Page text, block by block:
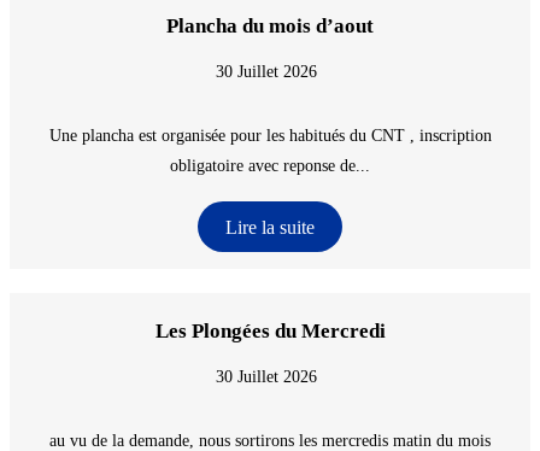
Plancha du mois d’aout
30 Juillet 2026
Une plancha est organisée pour les habitués du CNT , inscription
obligatoire avec reponse de...
Lire la suite
Les Plongées du Mercredi
30 Juillet 2026
au vu de la demande, nous sortirons les mercredis matin du mois